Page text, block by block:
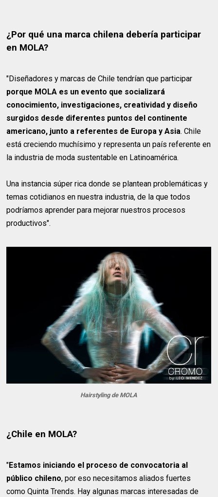
¿Por qué una marca chilena debería participar
en MOLA?
"Diseñadores y marcas de Chile tendrían que participar
porque MOLA es un evento que socializará
conocimiento, investigaciones, creatividad y diseño
surgidos desde diferentes puntos del continente
americano, junto a referentes de Europa y Asia. Chile
está creciendo muchísimo y representa un país referente en
la industria de moda sustentable en Latinoamérica.
Una instancia súper rica donde se plantean problemáticas y
temas cotidianos en nuestra industria, de la que todos
podríamos aprender para mejorar nuestros procesos
productivos".
Hairstyling de MOLA
¿Chile en MOLA?
"Estamos iniciando el proceso de convocatoria al
público chileno, por eso necesitamos aliados fuertes
como Quinta Trends. Hay algunas marcas interesadas de